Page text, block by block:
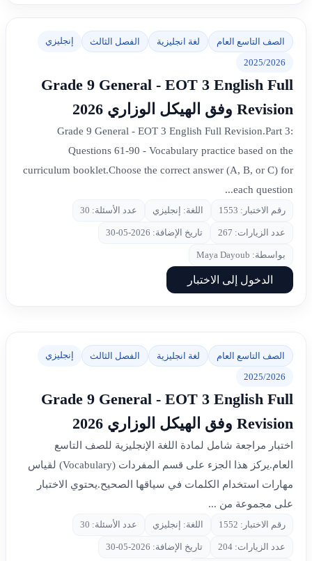
الصف التاسع العام لغة انجليزية الفصل الثالث إنجليزي
2025/2026
Grade 9 General - EOT 3 English Full
Revision وفق الهيكل الوزاري 2026
Grade 9 General - EOT 3 English Full Revision.Part 3:
Questions 61-90 - Vocabulary practice based on the
curriculum booklet.Choose the correct answer (A, B, or C) for
each question...
رقم الاختبار: 1553 اللغة: إنجليزي عدد الأسئلة: 30
عدد الزيارات: 267 تاريخ الإضافة: 2026-05-30
بواسطة: Maya Dayoub
الدخول إلى الاختبار
الصف التاسع العام لغة انجليزية الفصل الثالث إنجليزي
2025/2026
Grade 9 General - EOT 3 English Full
Revision وفق الهيكل الوزاري 2026
اختبار مراجعة شامل لمادة اللغة الإنجليزية للصف التاسع
العام.يركز هذا الجزء على قسم المفردات (Vocabulary) لقياس
مهارات استخدام الكلمات في سياقها الصحيح.يحتوي الاختبار
على مجموعة من ...
رقم الاختبار: 1552 اللغة: إنجليزي عدد الأسئلة: 30
عدد الزيارات: 204 تاريخ الإضافة: 2026-05-30